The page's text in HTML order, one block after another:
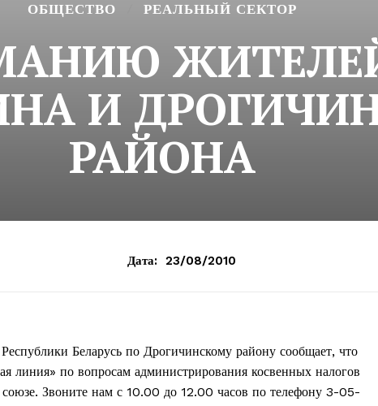
ОБЩЕСТВО РЕАЛЬНЫЙ СЕКТОР
И
РАЙОНА
Дата: 23/08/2010
Беларусь по Дрогичинскому району сообщает, что
линия» по вопросам администрирования косвенных налогов
Звоните нам с 10.00 до 12.00 часов по телефону 3-05-